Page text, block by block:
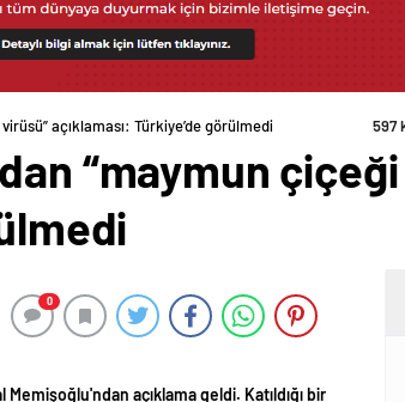
açıklaması: Türkiye’de görülmedi 597
“maymun
0
açıklama geldi. Katıldığı bir